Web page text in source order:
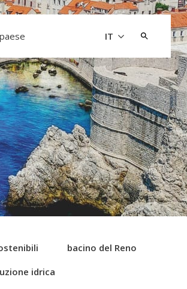
IT Cerca:
bacino del Reno
idrica